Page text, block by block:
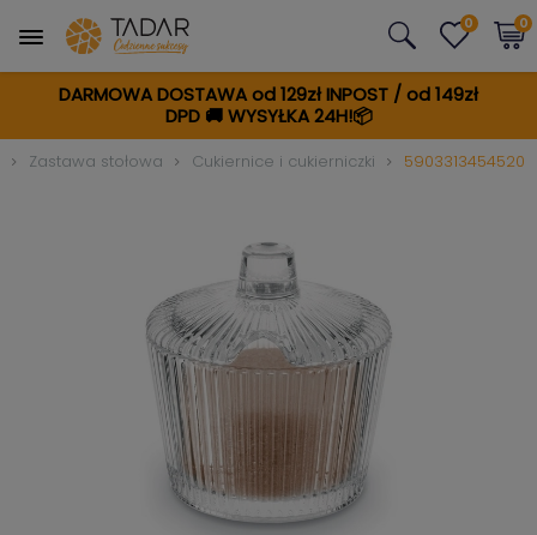
DARMOWA DOSTAWA od 129zł INPOST / od 149zł
DPD🚚WYSYŁKA 24H!📦
0 0
Zastawa stołowa Cukiernice i cukierniczki 5903313454520